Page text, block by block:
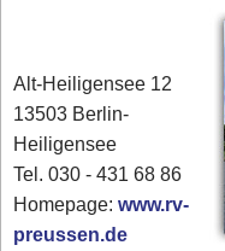
Alt-Heiligensee 12
13503 Berlin-
Heiligensee
Tel. 030 - 431 68 86
Homepage:www.rv-
preussen.de